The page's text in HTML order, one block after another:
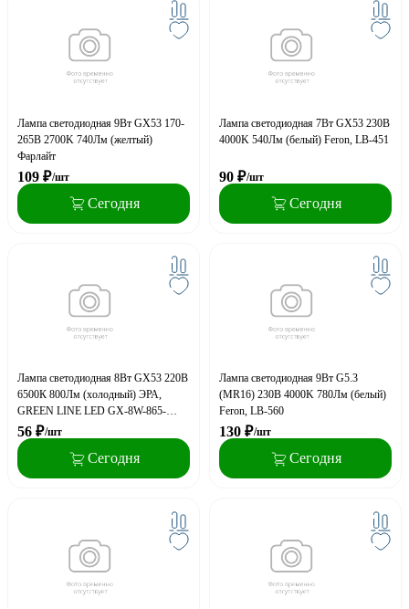
Лампа светодиодная 9Вт GX53 170-
265В 2700K 740Лм (желтый)
Фарлайт
109 ₽/шт
Сегодня
Лампа светодиодная 7Вт GX53 230В
4000K 540Лм (белый) Feron, LB-451
90 ₽/шт
Сегодня
Лампа светодиодная 8Вт GX53 220В
6500К 800Лм (холодный) ЭРА,
GREEN LINE LED GX-8W-865-
GX53 GL
56 ₽/шт
Сегодня
Лампа светодиодная 9Вт G5.3
(MR16) 230В 4000K 780Лм (белый)
Feron, LB-560
130 ₽/шт
Сегодня